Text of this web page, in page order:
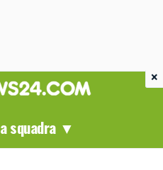
squadra ▼
×